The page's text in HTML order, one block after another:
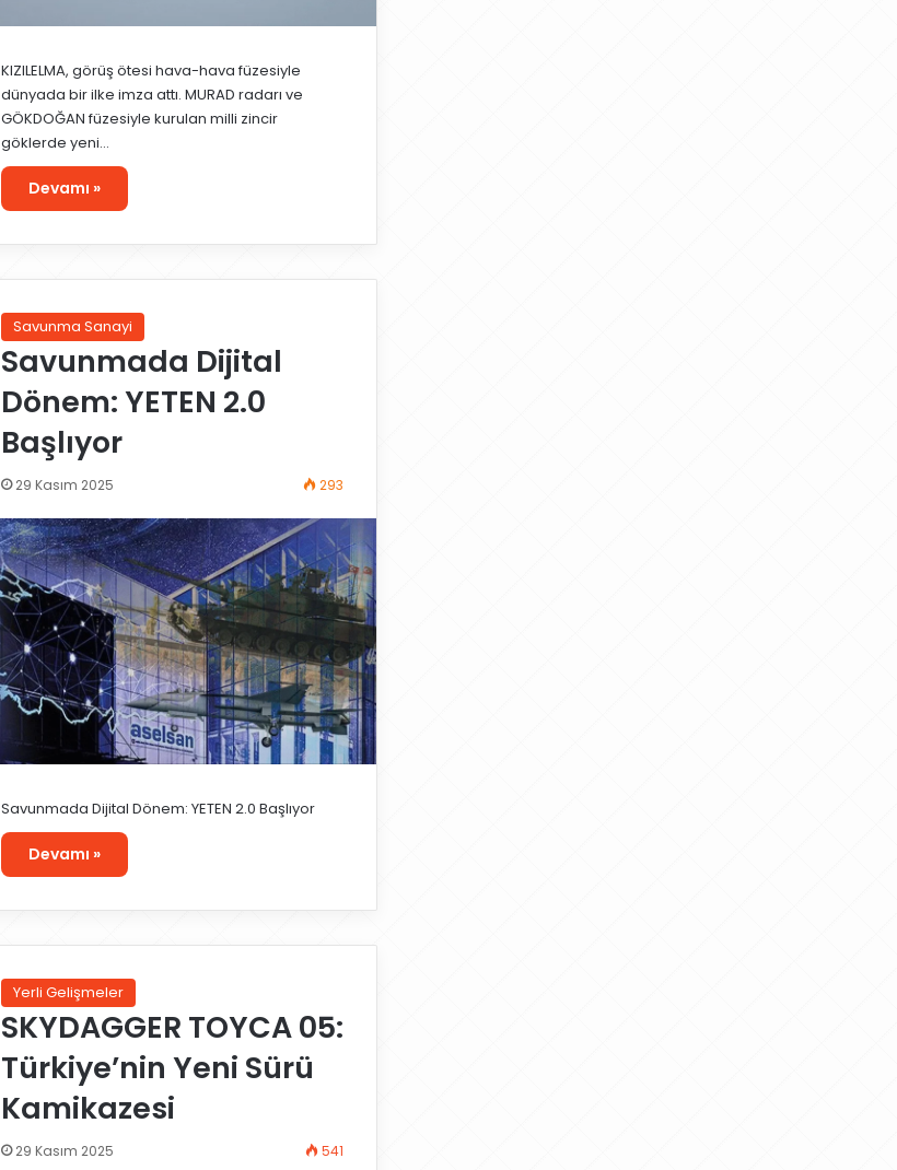
KIZILELMA, görüş ötesi hava-hava füzesiyle
dünyada bir ilke imza attı. MURAD radarı ve
GÖKDOĞAN füzesiyle kurulan milli zincir
göklerde yeni…
Devamı »
Savunma Sanayi
Savunmada Dijital
Dönem: YETEN 2.0
Başlıyor
29 Kasım 2025 293
Savunmada Dijital Dönem: YETEN 2.0 Başlıyor
Devamı »
Yerli Gelişmeler
SKYDAGGER TOYCA 05:
Türkiye’nin Yeni Sürü
Kamikazesi
29 Kasım 2025 541